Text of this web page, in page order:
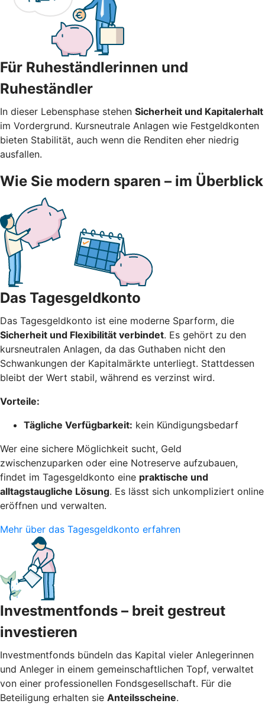
Für Ruheständlerinnen und
Ruheständler
In dieser Lebensphase stehen Sicherheit und Kapitalerhalt
im Vordergrund. Kursneutrale Anlagen wie Festgeldkonten
bieten Stabilität, auch wenn die Renditen eher niedrig
ausfallen.
Wie Sie modern sparen – im Überblick
Das Tagesgeldkonto
Das Tagesgeldkonto ist eine moderne Sparform, die
Sicherheit und Flexibilität verbindet. Es gehört zu den
kursneutralen Anlagen, da das Guthaben nicht den
Schwankungen der Kapitalmärkte unterliegt. Stattdessen
bleibt der Wert stabil, während es verzinst wird.
Vorteile:
Tägliche Verfügbarkeit: kein Kündigungsbedarf
Wer eine sichere Möglichkeit sucht, Geld
zwischenzuparken oder eine Notreserve aufzubauen,
findet im Tagesgeldkonto eine praktische und
alltagstaugliche Lösung. Es lässt sich unkompliziert online
eröffnen und verwalten.
Mehr über das Tagesgeldkonto erfahren
Investmentfonds – breit gestreut
investieren
Investmentfonds bündeln das Kapital vieler Anlegerinnen
und Anleger in einem gemeinschaftlichen Topf, verwaltet
von einer professionellen Fondsgesellschaft. Für die
Beteiligung erhalten sie Anteilsscheine.